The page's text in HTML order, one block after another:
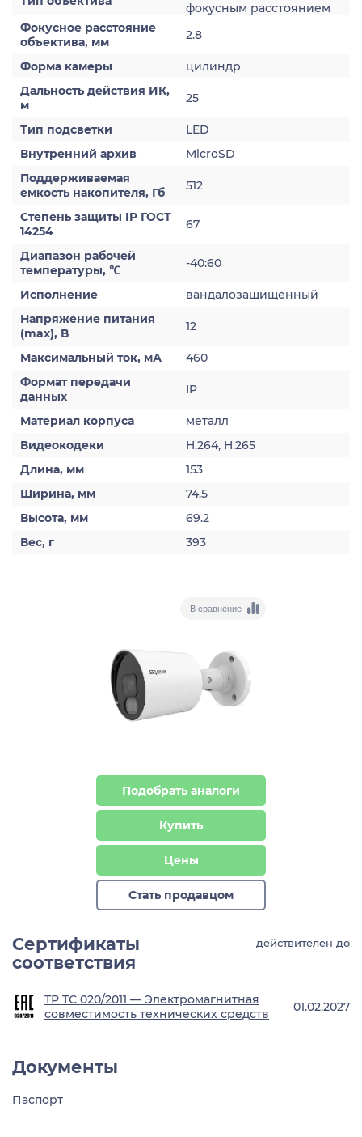
фокусным расстоянием
Фокусное расстояние
объектива, мм
2.8
Форма камеры
цилиндр
Дальность действия ИК,
м
25
Тип подсветки
LED
Внутренний архив
MicroSD
Поддерживаемая
емкость накопителя, Гб
512
Степень защиты IP ГОСТ
14254
67
Диапазон рабочей
температуры, ℃
-40:60
Исполнение
вандалозащищенный
Напряжение питания
(max), В
12
Максимальный ток, мА
460
Формат передачи
данных
IP
Материал корпуса
металл
Видеокодеки
H.264, H.265
Длина, мм
153
Ширина, мм
74.5
Высота, мм
69.2
Вес, г
393
В сравнение
Подобрать аналоги
Купить
Цены
Стать продавцом
Сертификаты
соответствия
действителен до
ТР ТС 020/2011 — Электромагнитная
совместимость технических средств
01.02.2027
Документы
Паспорт